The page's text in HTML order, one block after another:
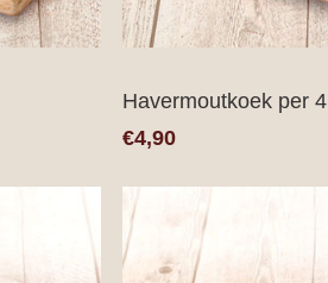
Havermoutkoek per 4
€4,90